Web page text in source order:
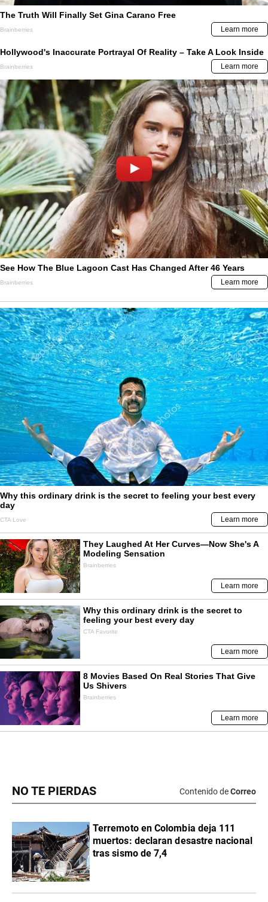
NO TE PIERDAS Contenido deCorreo
Terremoto en Colombia deja 111
muertos: declaran desastre nacional
tras sismo de 7,4